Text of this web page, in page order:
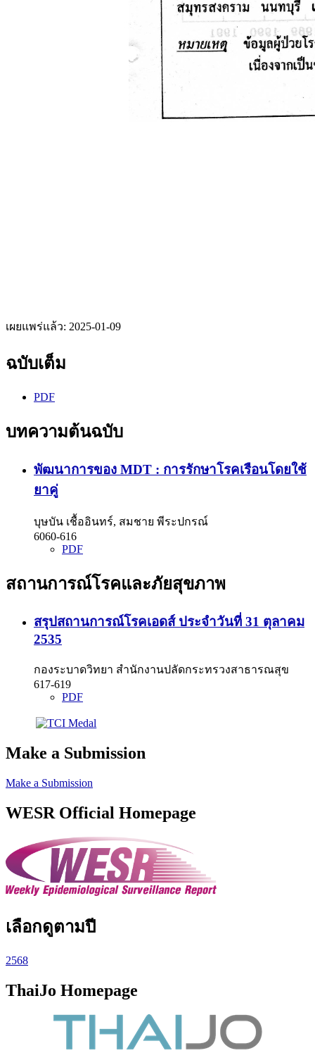
เผยแพร่แล้ว: 2025-01-09
ฉบับเต็ม
PDF
บทความต้นฉบับ
พัฒนาการของ MDT : การรักษาโรคเรือนโดยใช้
ยาคู่
บุษบัน เชื้ออินทร์, สมชาย พีระปกรณ์
6060-616
PDF
สถานการณ์โรคและภัยสุขภาพ
สรุปสถานการณ์โรคเอดส์ ประจำวันที่ 31 ตุลาคม
2535
กองระบาดวิทยา สำนักงานปลัดกระทรวงสาธารณสุข
617-619
PDF
Make a Submission
Make a Submission
WESR Official Homepage
เลือกดูตามปี
2568
ThaiJo Homepage